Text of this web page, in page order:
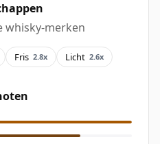
whisky-merken
Fris 2.8x Licht 2.6x